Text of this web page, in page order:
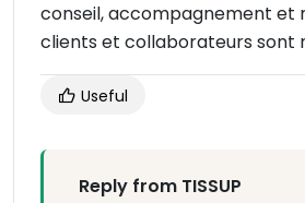
conseil, accompagnement et
clients et collaborateurs sont
Useful
Reply from TISSUP